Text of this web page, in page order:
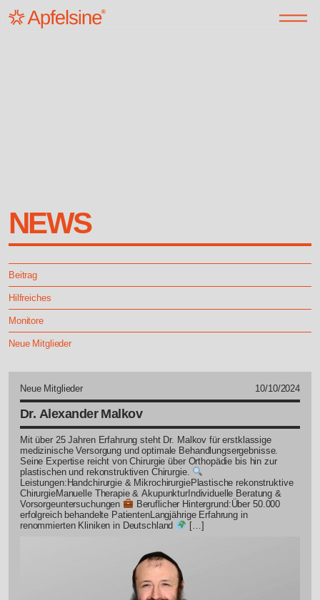
NEWS
Beitrag
Hilfreiches
Monitore
Neue Mitglieder
Neue Mitglieder 10/10/2024
Dr. Alexander Malkov
Mit über 25 Jahren Erfahrung steht Dr. Malkov für erstklassige
medizinische Versorgung und optimale Behandlungsergebnisse.
Seine Expertise reicht von Chirurgie über Orthopädie bis hin zur
plastischen und rekonstruktiven Chirurgie.
Leistungen:Handchirurgie & MikrochirurgiePlastische rekonstruktive
ChirurgieManuelle Therapie & AkupunkturIndividuelle Beratung &
Vorsorgeuntersuchungen
Beruflicher Hintergrund:Über 50.000
erfolgreich behandelte PatientenLangjährige Erfahrung in
renommierten Kliniken in Deutschland
[…]